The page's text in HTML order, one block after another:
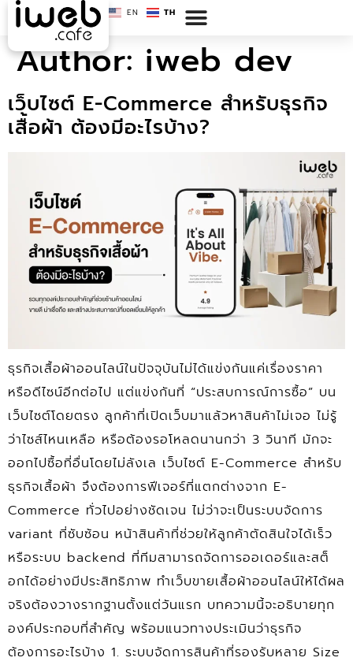
EN TH
Author: iweb dev
เว็บไซต์ E-Commerce สำหรับธุรกิจ
เสื้อผ้า ต้องมีอะไรบ้าง?
ธุรกิจเสื้อผ้าออนไลน์ในปัจจุบันไม่ได้แข่งกันแค่เรื่องราคา
หรือดีไซน์อีกต่อไป แต่แข่งกันที่ “ประสบการณ์การซื้อ” บน
เว็บไซต์โดยตรง ลูกค้าที่เปิดเว็บมาแล้วหาสินค้าไม่เจอ ไม่รู้
ว่าไซส์ไหนเหลือ หรือต้องรอโหลดนานกว่า 3 วินาที มักจะ
ออกไปซื้อที่อื่นโดยไม่ลังเล เว็บไซต์ E-Commerce สำหรับ
ธุรกิจเสื้อผ้า จึงต้องการฟีเจอร์ที่แตกต่างจาก E-
Commerce ทั่วไปอย่างชัดเจน ไม่ว่าจะเป็นระบบจัดการ
variant ที่ซับซ้อน หน้าสินค้าที่ช่วยให้ลูกค้าตัดสินใจได้เร็ว
หรือระบบ backend ที่ทีมสามารถจัดการออเดอร์และสต็
อกได้อย่างมีประสิทธิภาพ ทำเว็บขายเสื้อผ้าออนไลน์ให้ได้ผล
จริงต้องวางรากฐานตั้งแต่วันแรก บทความนี้จะอธิบายทุก
องค์ประกอบที่สำคัญ พร้อมแนวทางประเมินว่าธุรกิจ
ต้องการอะไรบ้าง 1. ระบบจัดการสินค้าที่รองรับหลาย Size